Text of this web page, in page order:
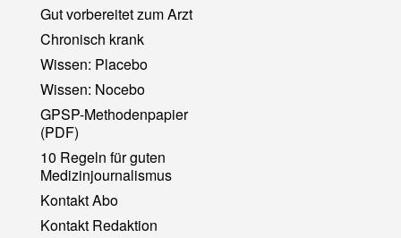
Gut vorbereitet zum Arzt
Chronisch krank
Wissen: Placebo
Wissen: Nocebo
GPSP-Methodenpapier
(PDF)
10 Regeln für guten
Medizinjournalismus
Kontakt Abo
Kontakt Redaktion